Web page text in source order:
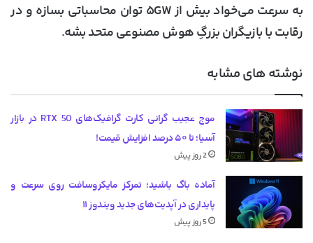
به سرعت می‌خواد بیش از ۵GW توان محاسباتی بسازه و در
رقابت با بازیگران بزرگِ هوش مصنوعی متحد بشه.
نوشته های مشابه
موج عجیب گرانی کارت گرافیک‌های RTX 50 در بازار
آسیا؛ تا ۵۰ درصد افزایش قیمت!
2 روز پیش
آماده باگ باشید؛ تمرکز مایکروسافت روی سرعت و
پایداری در آپدیت‌های جدید ویندوز ۱۱
5 روز پیش